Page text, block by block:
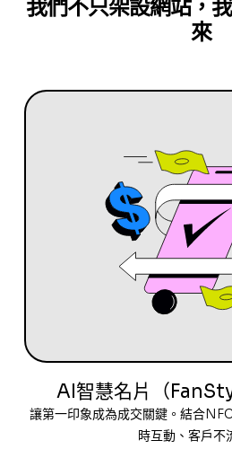
我們不只架設網站，
來
AI智慧名片（
讓第一印象成為成交關鍵。結合
時互動、客戶不